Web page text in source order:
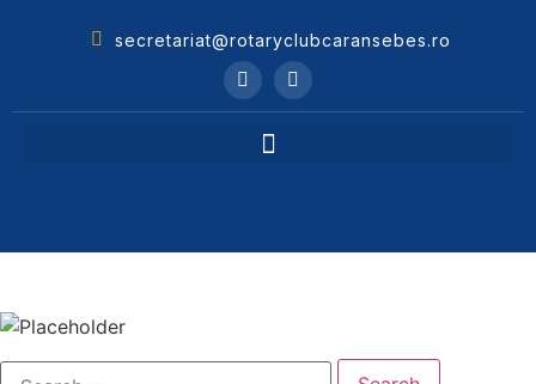
secretariat@rotaryclubcaransebes.ro